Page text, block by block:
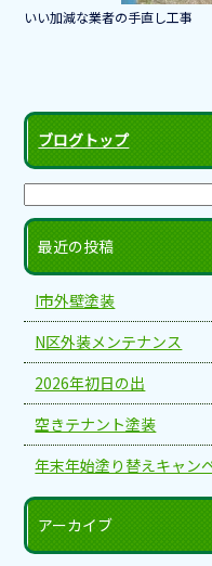
いい加減な業者の手直し工事
ブログトップ
最近の投稿
I市外壁塗装
N区外装メンテナンス
2026年初日の出
空きテナント塗装
年末年始塗り替えキャン
アーカイブ